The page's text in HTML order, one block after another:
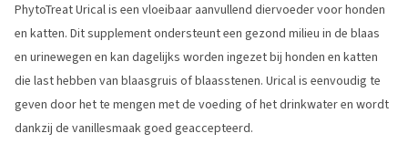
PhytoTreat Urical is een vloeibaar aanvullend diervoeder voor honden
en katten. Dit supplement ondersteunt een gezond milieu in de blaas
en urinewegen en kan dagelijks worden ingezet bij honden en katten
die last hebben van blaasgruis of blaasstenen. Urical is eenvoudig te
geven door het te mengen met de voeding of het drinkwater en wordt
dankzij de vanillesmaak goed geaccepteerd.